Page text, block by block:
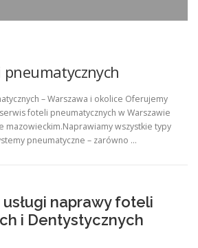
– Warszawa i okolice Oferujemy
foteli pneumatycznych w Warszawie
mazowieckim.Naprawiamy wszystkie typy
pneumatyczne – zarówno …
naprawy foteli
i Dentystycznych